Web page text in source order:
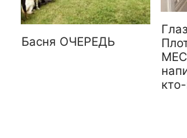
Басня ОЧЕРЕДЬ